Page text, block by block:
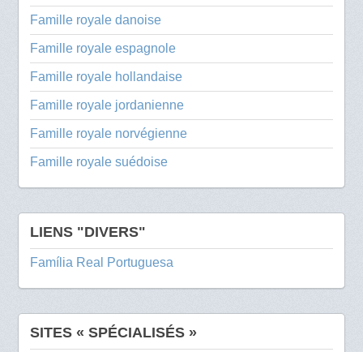
Famille royale danoise
Famille royale espagnole
Famille royale hollandaise
Famille royale jordanienne
Famille royale norvégienne
Famille royale suédoise
LIENS "DIVERS"
Família Real Portuguesa
SITES « SPÉCIALISÉS »